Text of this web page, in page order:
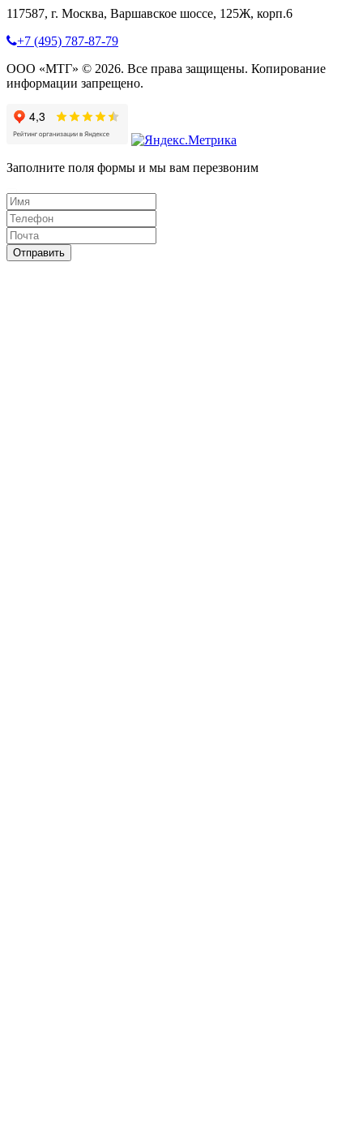
117587, г. Москва, Варшавское шоссе, 125Ж, корп.6
+7 (495) 787-87-79
ООО «МТГ» © 2026. Все права защищены. Копирование
информации запрещено.
Заполните поля формы и мы вам перезвоним
Отправить